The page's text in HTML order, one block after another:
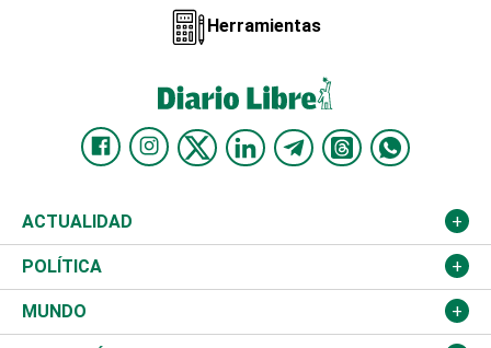
Herramientas
ACTUALIDAD
Nacional
Ciudad
POLÍTICA
Partidos
MUNDO